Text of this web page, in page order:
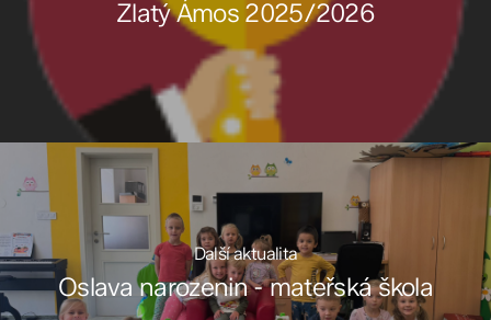
Zlatý Ámos 2025/2026
Další aktualita
Oslava narozenin - mateřská škola